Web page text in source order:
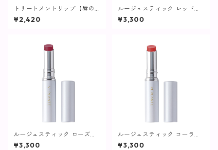
トリートメントリップ【唇の
美容液】
¥2,420
ルージュスティック レッドブ
ラウン【ヴィプランツ】
¥3,300
ルージュスティック ローズレ
ッド【ヴィプランツ】
¥3,300
ルージュスティック コーラル
レッド【ヴィプランツ】
¥3,300